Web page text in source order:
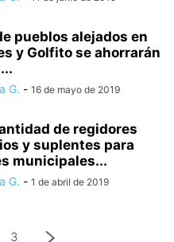
pueblos alejados en
y Golfito se ahorrarán
G. - 16 de mayo de 2019
de regidores
y suplentes para
municipales...
G. - 1 de abril de 2019
3